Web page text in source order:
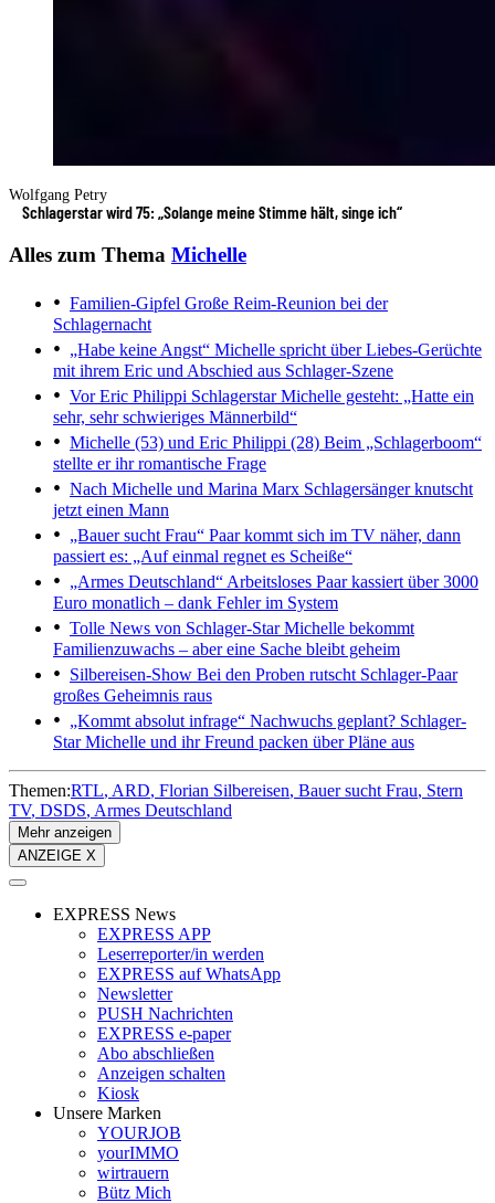
Wolfgang Petry
Schlagerstar wird 75: „Solange meine Stimme hält, singe ich“
Alles zum Thema Michelle
Familien-Gipfel Große Reim-Reunion bei der
Schlagernacht
„Habe keine Angst“ Michelle spricht über Liebes-Gerüchte
mit ihrem Eric und Abschied aus Schlager-Szene
Vor Eric Philippi Schlagerstar Michelle gesteht: „Hatte ein
sehr, sehr schwieriges Männerbild“
Michelle (53) und Eric Philippi (28) Beim „Schlagerboom“
stellte er ihr romantische Frage
Nach Michelle und Marina Marx Schlagersänger knutscht
jetzt einen Mann
„Bauer sucht Frau“ Paar kommt sich im TV näher, dann
passiert es: „Auf einmal regnet es Scheiße“
„Armes Deutschland“ Arbeitsloses Paar kassiert über 3000
Euro monatlich – dank Fehler im System
Tolle News von Schlager-StarMichelle bekommt
Familienzuwachs – aber eine Sache bleibt geheim
Silbereisen-Show Bei den Proben rutscht Schlager-Paar
großes Geheimnis raus
„Kommt absolut infrage“ Nachwuchs geplant? Schlager-
Star Michelle und ihr Freund packen über Pläne aus
Themen:RTL ARD Florian Silbereisen Bauer sucht Frau Stern
TV DSDS Armes Deutschland
Mehr anzeigen
ANZEIGE X
EXPRESS News
EXPRESS APP
Leserreporter/in werden
EXPRESS auf WhatsApp
Newsletter
PUSH Nachrichten
EXPRESS e-paper
Abo abschließen
Anzeigen schalten
Kiosk
Unsere Marken
YOURJOB
yourIMMO
wirtrauern
Bütz Mich